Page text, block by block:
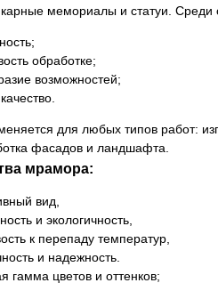
мемориалы и статуи. Среди
обработке;
возможностей;
для любых типов работ:
фасадов и ландшафта.
мрамора:
вид,
и экологичность,
к перепаду температур,
и надежность.
гамма цветов и оттенков;